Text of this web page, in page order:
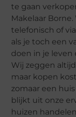
te gaan
Makelaar
telefonisch of
als je toch een
doen in je leven
Wij zeggen
maar kopen
zomaar een
blijkt uit onze
huizen